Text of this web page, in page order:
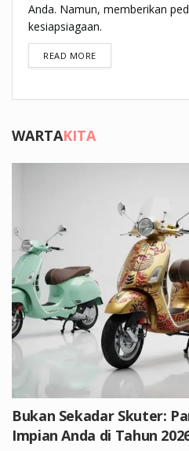
Anda. Namun, memberikan
kesiapsiagaan.
READ MOREDETAILS
WARTAKITA
Bukan Sekadar Skuter:
Impian Anda di Tahun